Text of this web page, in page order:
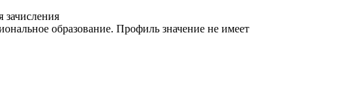
образование. Профиль значение не имеет